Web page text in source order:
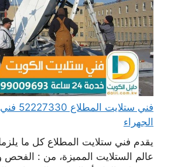
فني
الجهراء
يقدم فني ستلايت المطلاع كل ما
عالم الستلايت المميزة، من : الفحص